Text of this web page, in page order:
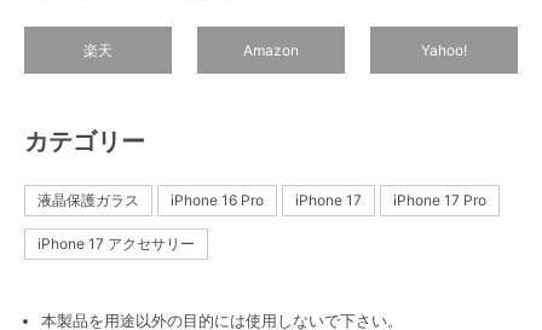
楽天 Amazon Yahoo!
カテゴリー
液晶保護ガラス iPhone 16 Pro iPhone 17 iPhone 17 Pro
iPhone 17 アクセサリー
本製品を用途以外の目的には使用しないで下さい。